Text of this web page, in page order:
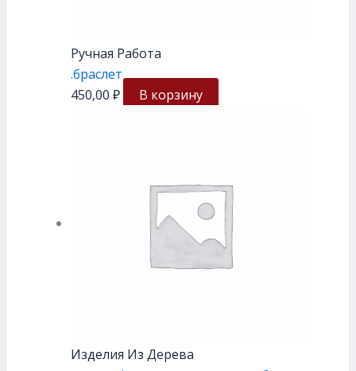
Ручная Работа
.браслет
450,00 ₽ В корзину
Изделия Из Дерева